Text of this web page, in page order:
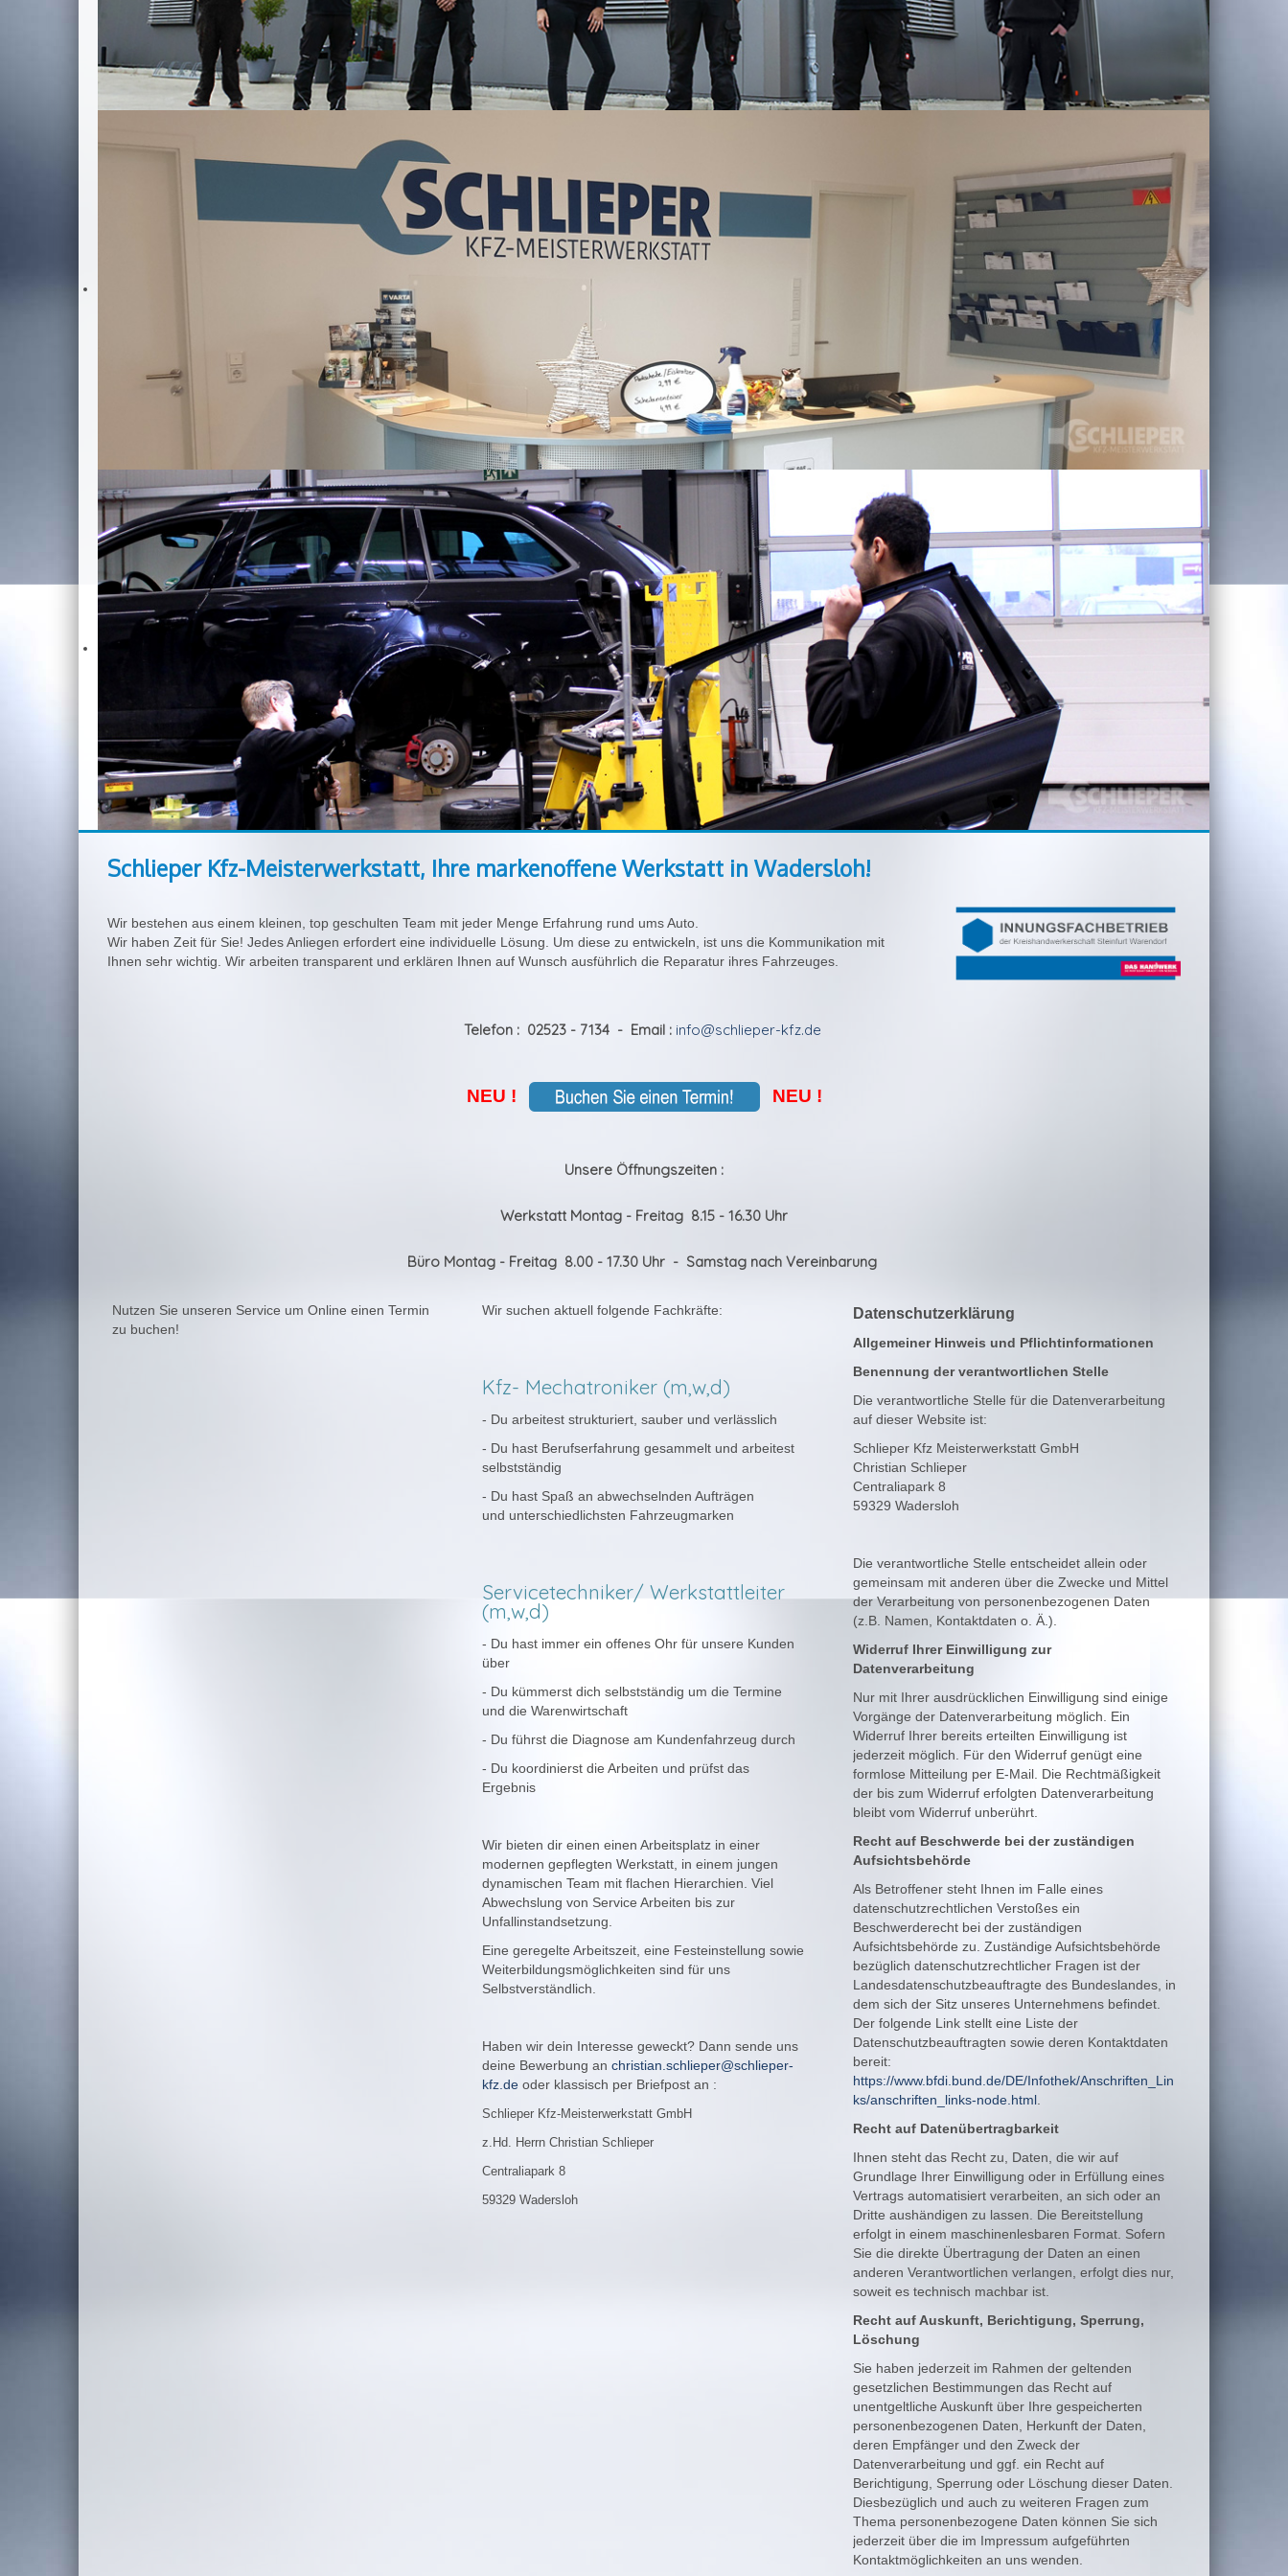
Schlieper Kfz-Meisterwerkstatt, Ihre markenoffene Werkstatt in Wadersloh!
Wir bestehen aus einem kleinen, top geschulten Team mit jeder Menge Erfahrung rund ums Auto.
Wir haben Zeit für Sie! Jedes Anliegen erfordert eine individuelle Lösung. Um diese zu entwickeln, ist uns die Kommunikation mit
Ihnen sehr wichtig. Wir arbeiten transparent und erklären Ihnen auf Wunsch ausführlich die Reparatur ihres Fahrzeuges.
Telefon : 02523 - 7134 - Email : info@schlieper-kfz.de
NEU ! NEU !
Unsere Öffnungszeiten :
Werkstatt Montag - Freitag 8.15 - 16.30 Uhr
Büro Montag - Freitag 8.00 - 17.30 Uhr - Samstag nach Vereinbarung
Nutzen Sie unseren Service um Online einen Termin
zu buchen!
Wir suchen aktuell folgende Fachkräfte:
Kfz- Mechatroniker (m,w,d)
- Du arbeitest strukturiert, sauber und verlässlich
- Du hast Berufserfahrung gesammelt und arbeitest
selbstständig
- Du hast Spaß an abwechselnden Aufträgen
und unterschiedlichsten Fahrzeugmarken
Servicetechniker/ Werkstattleiter
(m,w,d)
- Du hast immer ein offenes Ohr für unsere Kunden
über
- Du kümmerst dich selbstständig um die Termine
und die Warenwirtschaft
- Du führst die Diagnose am Kundenfahrzeug durch
- Du koordinierst die Arbeiten und prüfst das
Ergebnis
Wir bieten dir einen einen Arbeitsplatz in einer
modernen gepflegten Werkstatt, in einem jungen
dynamischen Team mit flachen Hierarchien. Viel
Abwechslung von Service Arbeiten bis zur
Unfallinstandsetzung.
Eine geregelte Arbeitszeit, eine Festeinstellung sowie
Weiterbildungsmöglichkeiten sind für uns
Selbstverständlich.
Haben wir dein Interesse geweckt? Dann sende uns
deine Bewerbung anchristian.schlieper@schlieper-
kfz.de oder klassisch per Briefpost an :
Schlieper Kfz-Meisterwerkstatt GmbH
z.Hd. Herrn Christian Schlieper
Centraliapark 8
59329 Wadersloh
Datenschutzerklärung
Allgemeiner Hinweis und Pflichtinformationen
Benennung der verantwortlichen Stelle
Die verantwortliche Stelle für die Datenverarbeitung
auf dieser Website ist:
Schlieper Kfz Meisterwerkstatt GmbH
Christian Schlieper
Centraliapark 8
59329 Wadersloh
Die verantwortliche Stelle entscheidet allein oder
gemeinsam mit anderen über die Zwecke und Mittel
der Verarbeitung von personenbezogenen Daten
(z.B. Namen, Kontaktdaten o. Ä.).
Widerruf Ihrer Einwilligung zur
Datenverarbeitung
Nur mit Ihrer ausdrücklichen Einwilligung sind einige
Vorgänge der Datenverarbeitung möglich. Ein
Widerruf Ihrer bereits erteilten Einwilligung ist
jederzeit möglich. Für den Widerruf genügt eine
formlose Mitteilung per E-Mail. Die Rechtmäßigkeit
der bis zum Widerruf erfolgten Datenverarbeitung
bleibt vom Widerruf unberührt.
Recht auf Beschwerde bei der zuständigen
Aufsichtsbehörde
Als Betroffener steht Ihnen im Falle eines
datenschutzrechtlichen Verstoßes ein
Beschwerderecht bei der zuständigen
Aufsichtsbehörde zu. Zuständige Aufsichtsbehörde
bezüglich datenschutzrechtlicher Fragen ist der
Landesdatenschutzbeauftragte des Bundeslandes, in
dem sich der Sitz unseres Unternehmens befindet.
Der folgende Link stellt eine Liste der
Datenschutzbeauftragten sowie deren Kontaktdaten
bereit:
https://www.bfdi.bund.de/DE/Infothek/Anschriften_Lin
ks/anschriften_links-node.html.
Recht auf Datenübertragbarkeit
Ihnen steht das Recht zu, Daten, die wir auf
Grundlage Ihrer Einwilligung oder in Erfüllung eines
Vertrags automatisiert verarbeiten, an sich oder an
Dritte aushändigen zu lassen. Die Bereitstellung
erfolgt in einem maschinenlesbaren Format. Sofern
Sie die direkte Übertragung der Daten an einen
anderen Verantwortlichen verlangen, erfolgt dies nur,
soweit es technisch machbar ist.
Recht auf Auskunft, Berichtigung, Sperrung,
Löschung
Sie haben jederzeit im Rahmen der geltenden
gesetzlichen Bestimmungen das Recht auf
unentgeltliche Auskunft über Ihre gespeicherten
personenbezogenen Daten, Herkunft der Daten,
deren Empfänger und den Zweck der
Datenverarbeitung und ggf. ein Recht auf
Berichtigung, Sperrung oder Löschung dieser Daten.
Diesbezüglich und auch zu weiteren Fragen zum
Thema personenbezogene Daten können Sie sich
jederzeit über die im Impressum aufgeführten
Kontaktmöglichkeiten an uns wenden.